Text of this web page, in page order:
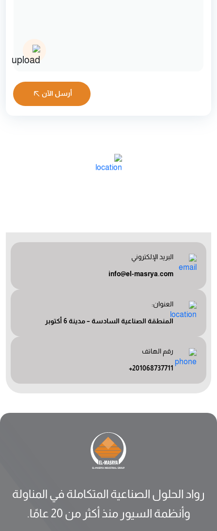
أرسل الآن
البريد الإلكتروني
info@el-masrya.com
العنوان:
المنطقة الصناعية السادسة – مدينة 6 أكتوبر
رقم الهاتف
+201068737711
رواد الحلول الصناعية المتكاملة في المناولة
وأنظمة السيور منذ أكثر من 20 عامًا.